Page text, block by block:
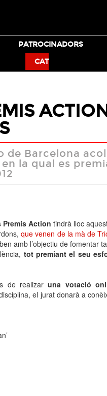
PATROCINADORS
CAT
de Barcelona
la qual es
Premis Action tindrà lloc
que venen de la mà de
amb l’objectiu de fomentar
tot premiant el seu
de realizaruna votació
el jurat donarà a